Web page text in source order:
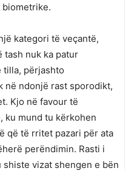
kategori të veçantë,
tash nuk ka patur
tilla, përjashto
në ndonjë rast sporodikt,
Kjo në favour të
ku mund tu kërkohen
që të rritet pazari për ata
perëndimin. Rasti i
vizat shengen e bën